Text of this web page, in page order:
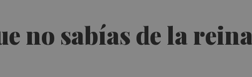
no sabías de la